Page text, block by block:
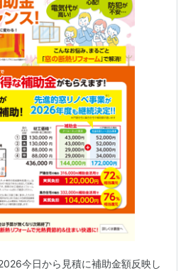
今日から見積に補助金額反映し